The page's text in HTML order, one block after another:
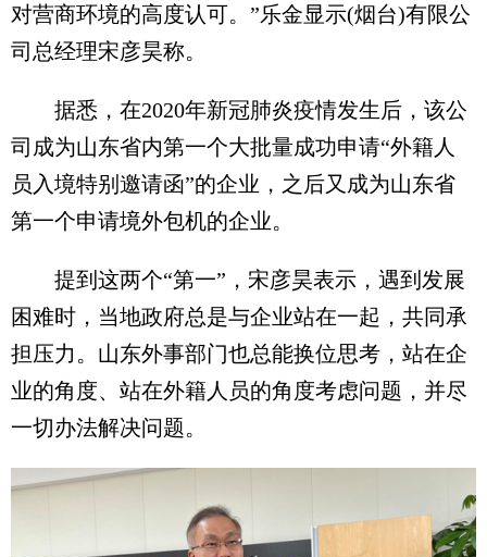
对营商环境的高度认可。”乐金显示(烟台)有限公
司总经理宋彦昊称。
据悉，在2020年新冠肺炎疫情发生后，该公
司成为山东省内第一个大批量成功申请“外籍人
员入境特别邀请函”的企业，之后又成为山东省
第一个申请境外包机的企业。
提到这两个“第一”，宋彦昊表示，遇到发展
困难时，当地政府总是与企业站在一起，共同承
担压力。山东外事部门也总能换位思考，站在企
业的角度、站在外籍人员的角度考虑问题，并尽
一切办法解决问题。